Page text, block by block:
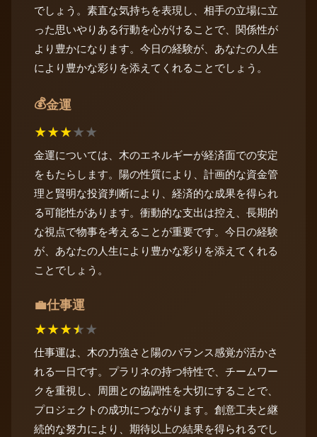
でしょう。素直な気持ちを表現し、相手の立場に立
った思いやりある行動を心がけることで、関係性が
より豊かになります。今日の経験が、あなたの人生
により豊かな彩りを添えてくれることでしょう。
💰金運
★★★★★
金運については、木のエネルギーが経済面での安定
をもたらします。陽の性質により、計画的な資金管
理と賢明な投資判断により、経済的な成果を得られ
る可能性があります。衝動的な支出は控え、長期的
な視点で物事を考えることが重要です。今日の経験
が、あなたの人生により豊かな彩りを添えてくれる
ことでしょう。
💼仕事運
★★★★★
仕事運は、木の力強さと陽のバランス感覚が活かさ
れる一日です。プラリネの持つ特性で、チームワー
クを重視し、周囲との協調性を大切にすることで、
プロジェクトの成功につながります。創意工夫と継
続的な努力により、期待以上の結果を得られるでし